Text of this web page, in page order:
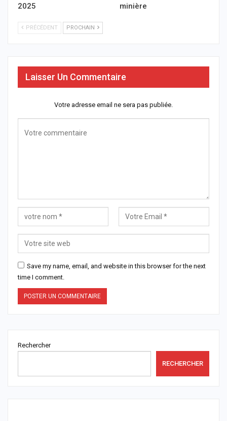
2025 minière
PRÉCÉDENT PROCHAIN
Laisser Un Commentaire
Votre adresse email ne sera pas publiée.
Save my name, email, and website in this browser for the next
time I comment.
Rechercher
RECHERCHER